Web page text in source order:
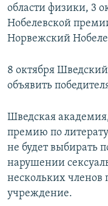
области физики, 3
Нобелевской
Норвежский
8 октября
объявить
Шведская
премию по
не будет выбирать
нарушении
нескольких членов
учреждение.